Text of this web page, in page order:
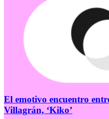
El emotivo encuentro
Villagrán, ‘Kiko’